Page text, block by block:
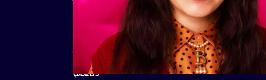
wanneer
Netflix
(soms
nadat
deze